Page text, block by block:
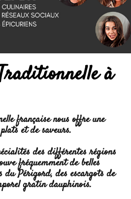
à
françaisenous offre une
et de saveurs.
des différentes régions
fréquemment de belles
du Périgord, des escargots de
gratin dauphinois.